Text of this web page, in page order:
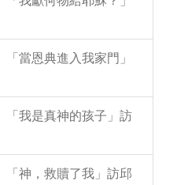
當恩典進入我家門」
「我是真神的孩子」訪
「神，救贖了我」訪邱